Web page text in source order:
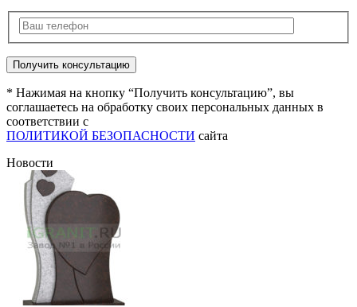
* Нажимая на кнопку “Получить консультацию”, вы
соглашаетесь на обработку своих персональных данных в
соответствии с
ПОЛИТИКОЙ БЕЗОПАСНОСТИ сайта
Новости